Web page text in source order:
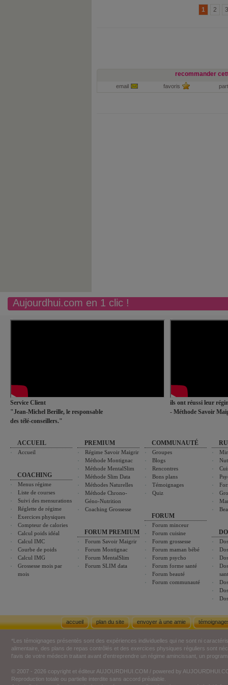
3
2
1
recommander
email favoris
Aujourdhui.com en 1 clic !
Service Client
"Jean-Michel Berille, le responsable
des télé-conseillers."
ils ont réussi leur
- Méthode Savoir
ACCUEIL
Accueil
COACHING
Menus régime
Liste de courses
Suivi des mensurations
Réglette de régime
Exercices physiques
Compteur de calories
Calcul poids idéal
Calcul IMC
Courbe de poids
Calcul IMG
Grossesse mois par
mois
PREMIUM
Régime Savoir Maigrir
Méthode Montignac
Méthode MentalSlim
Méthode Slim Data
Méthodes Naturelles
Méthode Chrono-
Géno-Nutrition
Coaching Grossesse
FORUM PREMIUM
Forum Savoir Maigrir
Forum Montignac
Forum MentalSlim
Forum SLIM data
COMMUNAUTÉ
Groupes
Blogs
Rencontres
Bons plans
Témoignages
Quiz
FORUM
Forum minceur
Forum cuisine
Forum grossesse
Forum maman bébé
Forum psycho
Forum forme santé
Forum beauté
Forum communauté
accueil plan du site envoyer à une amie
*Les témoignages présentés sont des expériences individuelles qui ne sont ni
alimentaire, des plans de repas contrôlés et des exercices physiques réguliers sont
l'avis de votre médecin traitant avant d'entreprendre un régime amincissant, un
© 2007 - 2026 copyright et éditeur AUJOURDHUI.COM / powered by
Reproduction totale ou partielle interdite sans accord préalable.